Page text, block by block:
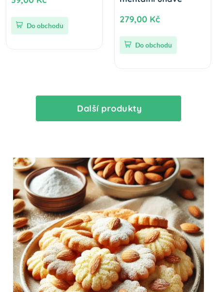
Do obchodu
279,00 Kč
Do obchodu
Další produkty